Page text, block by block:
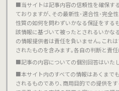
■当サイトは記事内容の信頼性を確保す
ておりますが､その最新性･適合性･完全
性質の如何を問わずいかなる保証をする
該情報に基づいて被ったとされるいかな
の情報提供者は責任を負いません｡これ
されたものを含みます｡各自の判断と責
■記事の内容についての個別回答はいた
■本サイト内のすべての情報はあくまで
されるものであり､商用目的での提供を